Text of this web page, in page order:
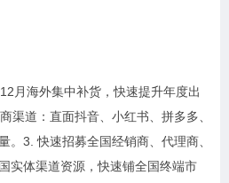
月海外集中补货，快速提升年度出
渠道：直面抖音、小红书、拼多多、
。3. 快速招募全国经销商、代理商、
实体渠道资源，快速铺全国终端市